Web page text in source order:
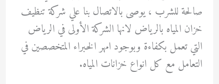
صالحة للشرب ، يوصى بالاتصال بنا علي شركة تنظيف
خزان المياه بالرياض لانها الشركة الأولى في الرياض
التي تعمل بكفاءة وبوجود امهر الخبراء المتخصصين في
التعامل مع كل انواع خزانات المياه.